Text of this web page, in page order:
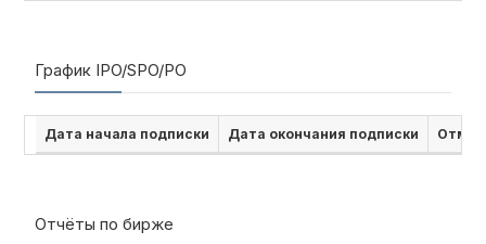
График IPO/SPO/PO
Дата начала подписки Дата окончания подписки
Отчёты по бирже